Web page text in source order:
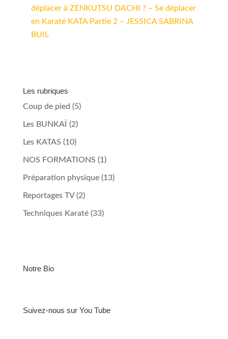
déplacer à ZENKUTSU DACHI ? – Se déplacer
en Karaté KATA Partie 2 – JESSICA SABRINA
BUIL
Les rubriques
Coup de pied (5)
Les BUNKAÏ (2)
Les KATAS (10)
NOS FORMATIONS (1)
Préparation physique(13)
Reportages TV(2)
Techniques Karaté(33)
Notre Bio
Suivez-nous sur You Tube